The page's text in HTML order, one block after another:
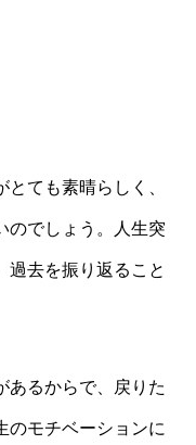
ても素晴らしく、
のでしょう。人生突
過去を振り返ること
あるからで、戻りた
のモチベーションに